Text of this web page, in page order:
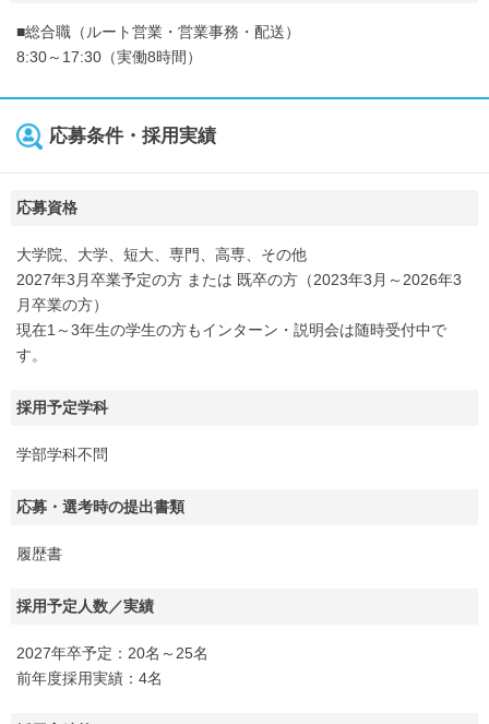
■総合職（ルート営業・営業事務・配送）
8:30～17:30（実働8時間）
応募条件・採用実績
応募資格
大学院、大学、短大、専門、高専、その他
2027年3月卒業予定の方 または 既卒の方（2023年3月～2026年3
月卒業の方）
現在1～3年生の学生の方もインターン・説明会は随時受付中で
す。
採用予定学科
学部学科不問
応募・選考時の提出書類
履歴書
採用予定人数／実績
2027年卒予定：20名～25名
前年度採用実績：4名